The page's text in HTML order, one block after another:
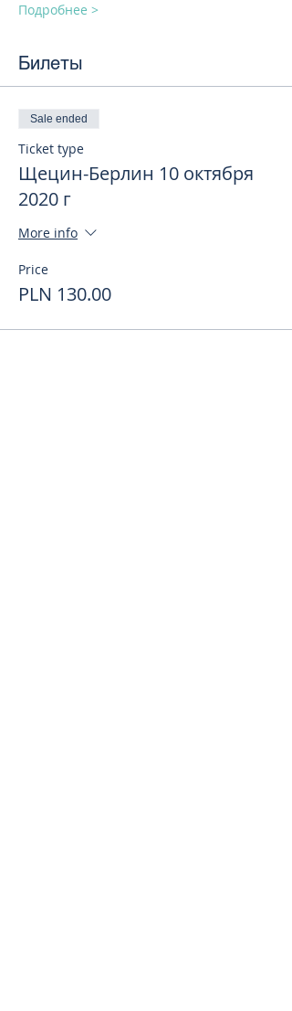
Подробнее >
Билеты
Sale ended
Ticket type
Щецин-Берлин 10 октября
2020 г
More info
Price
PLN 130.00